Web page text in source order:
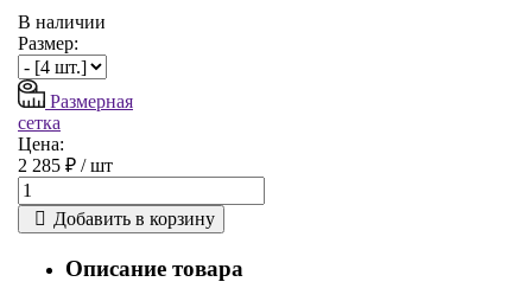
В наличии
Размер:
Размерная
сетка
Цена:
2 285 ₽ /шт
Добавить в корзину
Описание товара